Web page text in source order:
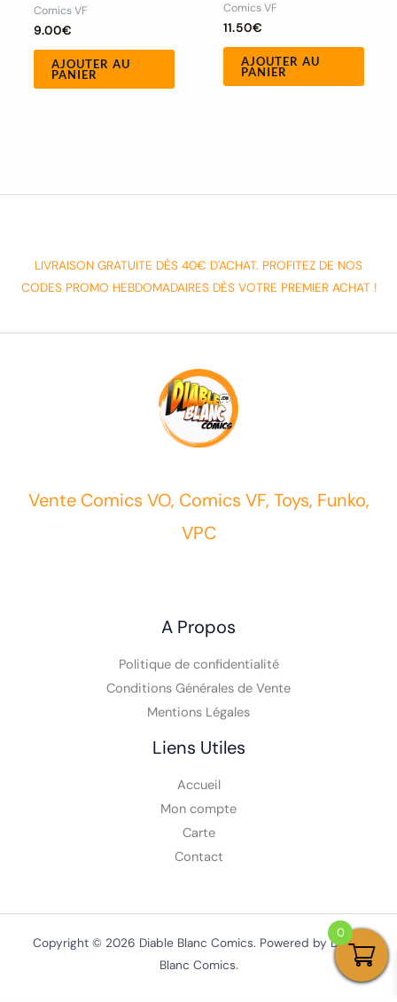
Comics VF
9.00€
AJOUTER AU
PANIER
Comics VF
11.50€
AJOUTER AU
PANIER
LIVRAISON GRATUITE DÈS 40€ D'ACHAT. PROFITEZ DE NOS
CODES PROMO HEBDOMADAIRES DÈS VOTRE PREMIER ACHAT !
Vente Comics VO, Comics VF, Toys, Funko,
VPC
A Propos
Politique de confidentialité
Conditions Générales de Vente
Mentions Légales
Liens Utiles
Accueil
Mon compte
Carte
Contact
Copyright © 2026 Diable Blanc Comics. Powered by Diable
Blanc Comics.
0